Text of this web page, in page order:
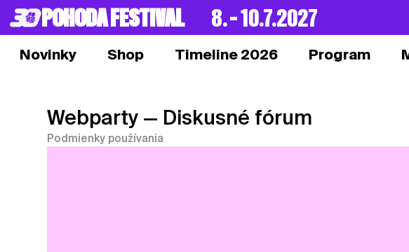
POHODA FESTIVAL 8. – 10.7.2027
Novinky Shop Timeline 2026 Program
Webparty — Diskusné fórum
Podmienky používania